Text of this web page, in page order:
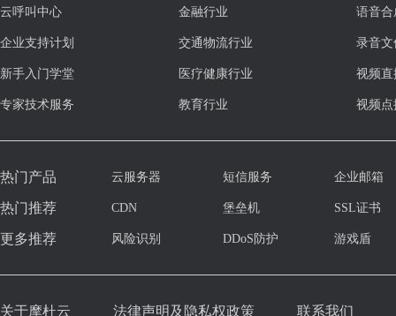
云呼叫中心
企业支持计划
新手入门学堂
专家技术服务
金融行业
交通物流行业
医疗健康行业
教育行业
语音合
录音
视频直
视频点
热门产品
热门推荐
更多推荐
云服务器
CDN
风险识别
短信服务
堡垒机
DDoS防护
企业邮箱
SSL证书
游戏盾
关于摩杜云 法律声明及隐私权政策 联系我们